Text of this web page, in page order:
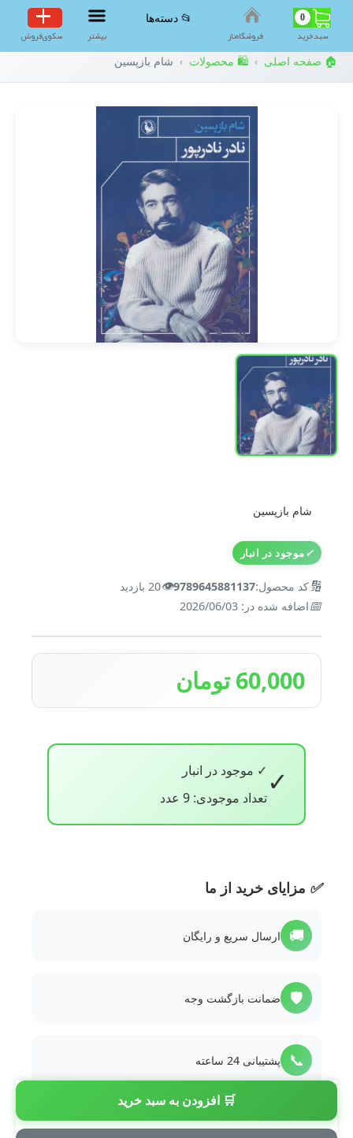
0
سبد‌خرید فروشگاه‌ناز
📂 دسته‌ها
بیشتر سکوی‌فروش
🏠 صفحه اصلی › 🛍️ محصولات › شام بازپسین
شام بازپسین
✓موجود در انبار
🔢کد محصول:9789645881137
👁️20 بازدید
📅اضافه شده در: 2026/06/03
60,000 تومان
✓ ✓ موجود در انبار
تعداد موجودی: 9 عدد
🛒 افزودن به سبد خرید
✅ مزایای خرید از ما
🚚 ارسال سریع و رایگان
🛡️ ضمانت بازگشت وجه
📞 پشتیبانی 24 ساعته
💳 پرداخت امن